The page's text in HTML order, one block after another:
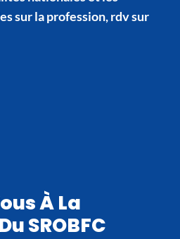
sur la profession, rdv sur
À La
SROBFC